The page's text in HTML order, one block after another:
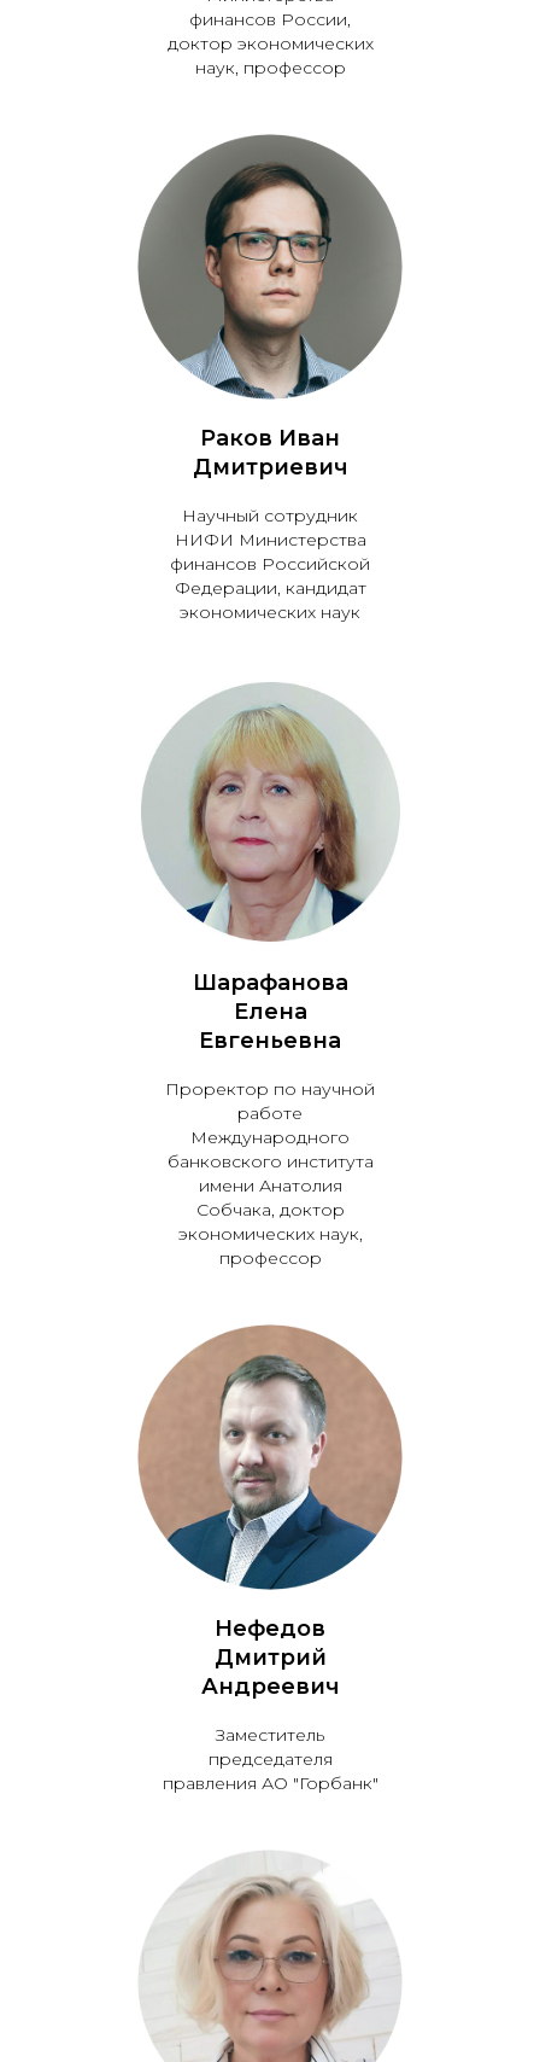
финансов России,
доктор экономических
наук, профессор
Раков Иван
Дмитриевич
Научный сотрудник
НИФИ Министерства
финансов Российской
Федерации, кандидат
экономических наук
Шарафанова
Елена
Евгеньевна
Проректор по научной
работе
Международного
банковского института
имени Анатолия
Собчака, доктор
экономических наук,
профессор
Нефедов
Дмитрий
Андреевич
Заместитель
председателя
правления АО "Горбанк"